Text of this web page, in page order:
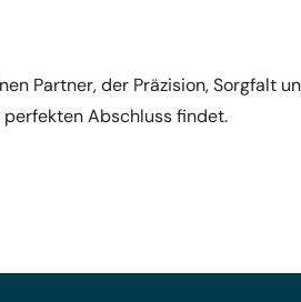
Partner, der Präzision, Sorgfalt
Abschluss findet.